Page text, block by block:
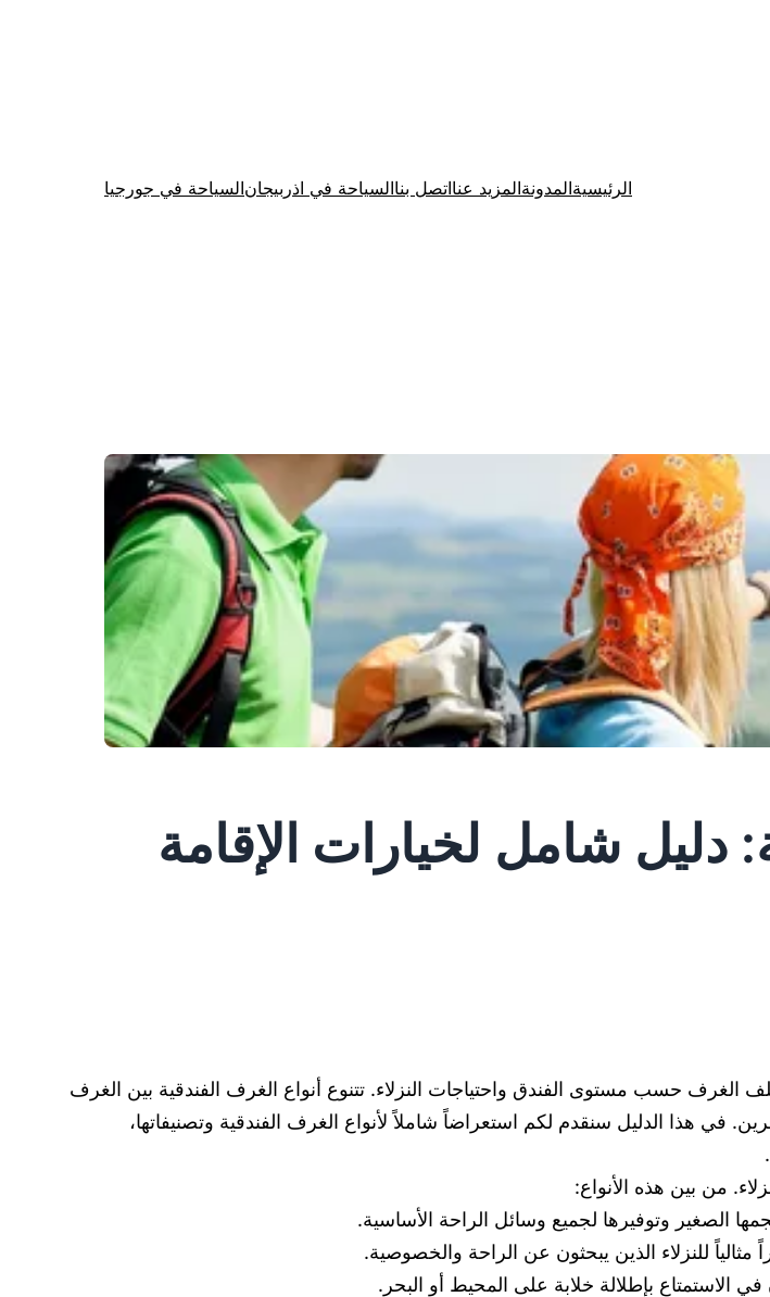
الرئيسيةالمدونةالمزيد عنااتصل بناالسياحة في اذربيجانالسياحة في جورجيا
دليل شامل لخيارات الإقامة
حسب مستوى الفندق واحتياجات النزلاء. تتنوع أنواع الغرف الفندقية بين الغرف
في هذا الدليل سنقدم لكم استعراضاً شاملاً لأنواع الغرف الفندقية وتصنيفاتها،
من بين هذه الأنواع: